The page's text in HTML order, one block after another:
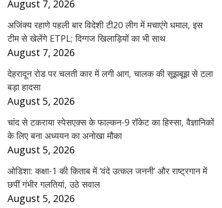
August 7, 2026
अजिंक्य रहाणे पहली बार विदेशी टी20 लीग में मचाएंगे धमाल, इस
टीम से खेलेंगे ETPL; दिग्गज खिलाड़ियों का भी साथ
August 7, 2026
देहरादून रोड पर चलती कार में लगी आग, चालक की सूझबूझ से टला
बड़ा हादसा
August 5, 2026
चांद से टकराया स्पेसएक्स के फाल्कन-9 रॉकेट का हिस्सा, वैज्ञानिकों
के लिए बना अध्ययन का अनोखा मौका
August 5, 2026
ओडिशा: कक्षा-1 की किताब में ‘वंदे उत्कल जननी’ और राष्ट्रगान में
छपीं गंभीर गलतियां, उठे सवाल
August 5, 2026